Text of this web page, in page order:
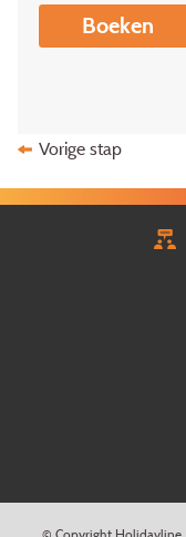
Boeken
Vorige stap